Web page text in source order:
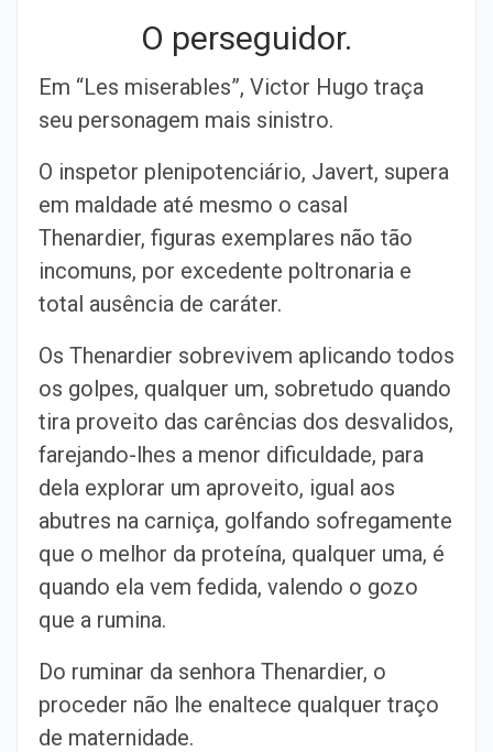
O perseguidor.
Em “Les miserables”, Victor Hugo traça
seu personagem mais sinistro.
O inspetor plenipotenciário, Javert, supera
em maldade até mesmo o casal
Thenardier, figuras exemplares não tão
incomuns, por excedente poltronaria e
total ausência de caráter.
Os Thenardier sobrevivem aplicando todos
os golpes, qualquer um, sobretudo quando
tira proveito das carências dos desvalidos,
farejando-lhes a menor dificuldade, para
dela explorar um aproveito, igual aos
abutres na carniça, golfando sofregamente
que o melhor da proteína, qualquer uma, é
quando ela vem fedida, valendo o gozo
que a rumina.
Do ruminar da senhora Thenardier, o
proceder não lhe enaltece qualquer traço
de maternidade.